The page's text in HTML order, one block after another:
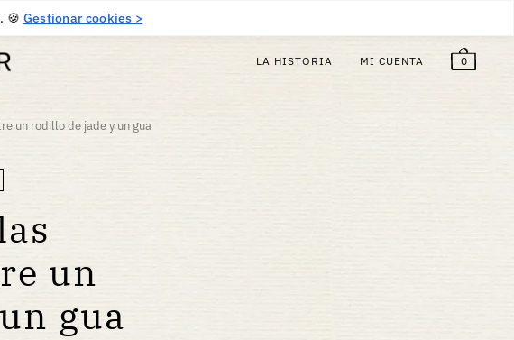
🍪 Gestionar cookies >
LA HISTORIA MI CUENTA 0
un rodillo de jade y un gua
un
gua